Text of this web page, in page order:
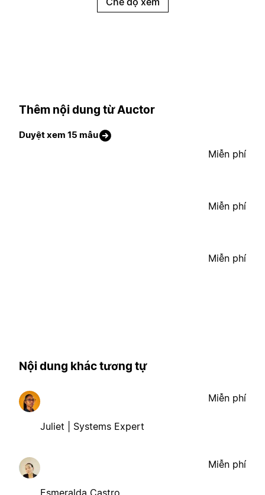
Thêm nội dung từ Auctor
Duyệt xem 15 mẫu
Miễn phí
Miễn phí
Miễn phí
Nội dung khác tương tự
Juliet | Systems Expert
Miễn phí
Esmeralda Castro
Miễn phí